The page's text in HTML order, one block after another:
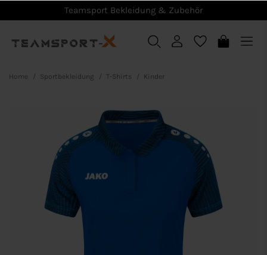
Teamsport Bekleidung & Zubehör
Home Sportbekleidung T-Shirts Kinder